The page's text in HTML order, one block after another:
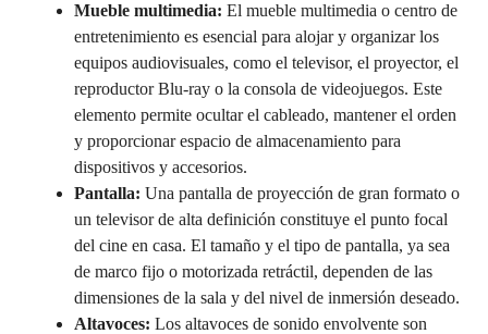
Mueble multimedia: El mueble multimedia o centro de
entretenimiento es esencial para alojar y organizar los
equipos audiovisuales, como el televisor, el proyector, el
reproductor Blu-ray o la consola de videojuegos. Este
elemento permite ocultar el cableado, mantener el orden
y proporcionar espacio de almacenamiento para
dispositivos y accesorios.
Pantalla: Una pantalla de proyección de gran formato o
un televisor de alta definición constituye el punto focal
del cine en casa. El tamaño y el tipo de pantalla, ya sea
de marco fijo o motorizada retráctil, dependen de las
dimensiones de la sala y del nivel de inmersión deseado.
Altavoces: Los altavoces de sonido envolvente son